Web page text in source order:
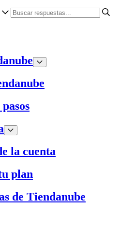
la cuenta
plan
de Tiendanube